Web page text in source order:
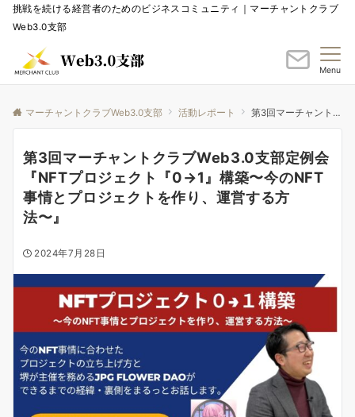
挑戦を続ける経営者のためのビジネスコミュニティ｜マーチャントクラブ
Web3.0支部
Menu
マーチャントクラブWeb3.0支部 活動レポート 第3回マーチャントクラブWeb3.0支部定例会『NFTプロジェクト『0→1』構築〜今のNFT事情とプロジェクトを作り、運営する方法〜』
第3回マーチャントクラブWeb3.0支部定例会
『NFTプロジェクト『0→1』構築〜今のNFT
事情とプロジェクトを作り、運営する方
法〜』
2024年7月28日